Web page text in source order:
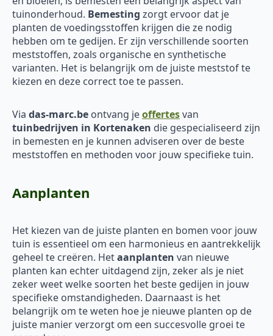
tuinonderhoud. Bemesting zorgt ervoor dat je
planten de voedingsstoffen krijgen die ze nodig
hebben om te gedijen. Er zijn verschillende soorten
meststoffen, zoals organische en synthetische
varianten. Het is belangrijk om de juiste meststof te
kiezen en deze correct toe te passen.
Via das-marc.be ontvang jeoffertesvan
tuinbedrijven in Kortenaken die gespecialiseerd zijn
in bemesten en je kunnen adviseren over de beste
meststoffen en methoden voor jouw specifieke tuin.
Aanplanten
Het kiezen van de juiste planten en bomen voor jouw
tuin is essentieel om een harmonieus en aantrekkelijk
geheel te creëren. Hetaanplanten van nieuwe
planten kan echter uitdagend zijn, zeker als je niet
zeker weet welke soorten het beste gedijen in jouw
specifieke omstandigheden. Daarnaast is het
belangrijk om te weten hoe je nieuwe planten op de
juiste manier verzorgt om een succesvolle groei te